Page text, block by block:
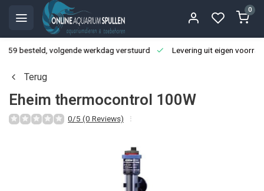
0
besteld, volgende werkdag verstuurd Levering uit eigen
Terug
Eheim thermocontrol 100W
0/5 (0 Reviews)